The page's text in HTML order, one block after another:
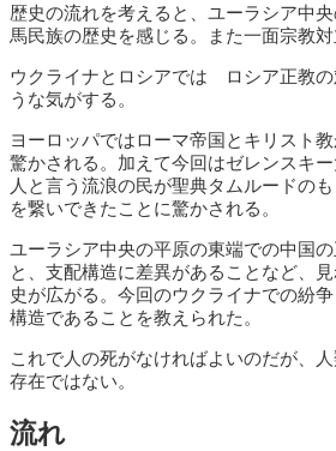
歴史の流れを考えると、ユーラシア中
馬民族の歴史を感じる。また一面宗教対
ウクライナとロシアでは ロシア正教の
うな気がする。
ヨーロッパではローマ帝国とキリスト
驚かされる。加えて今回はゼレンスキ
人と言う流浪の民が聖典タムルードの
を繋いできたことに驚かされる。
ユーラシア中央の平原の東端での中国
と、支配構造に差異があることなど、
史が広がる。今回のウクライナでの紛
構造であることを教えられた。
これで人の死がなければよいのだが、
存在ではない。
流れ